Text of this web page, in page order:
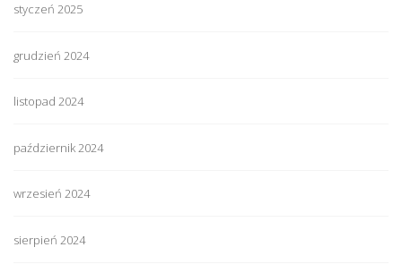
styczeń 2025
grudzień 2024
listopad 2024
październik 2024
wrzesień 2024
sierpień 2024